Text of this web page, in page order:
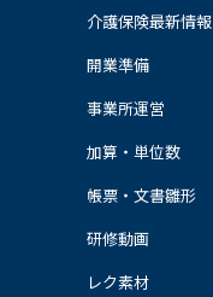
介護保険最新情報
開業準備
事業所運営
加算・単位数
帳票・文書雛形
研修動画
レク素材